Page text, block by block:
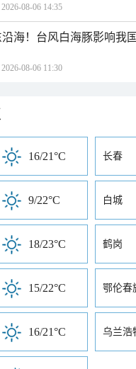
08-06 14:35
海！台风白海豚影响我
08-06 11:30
16/21°C 长春
9/22°C 白城
18/23°C 鹤岗
15/22°C 鄂伦春
16/21°C 乌兰浩